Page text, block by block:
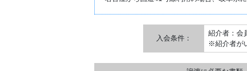
入会条件：
紹介者：会
※紹介者が